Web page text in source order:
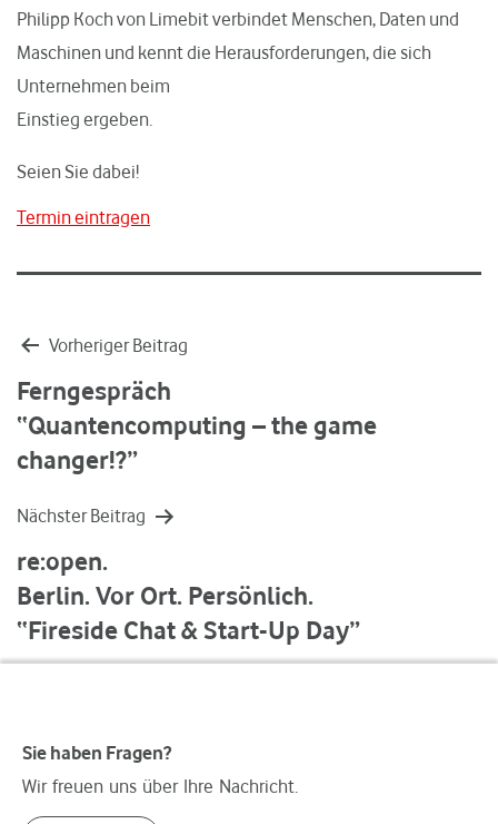
Philipp Koch von Limebit verbindet Menschen, Daten und
Maschinen und kennt die Herausforderungen, die sich
Unternehmen beim
Einstieg ergeben.
Seien Sie dabei!
Termin eintragen
Beitragsnavigation
Vorheriger Beitrag
Ferngespräch
“Quantencomputing – the game
changer!?”
Nächster Beitrag
re:open.
Berlin. Vor Ort. Persönlich.
“Fireside Chat & Start-Up Day”
Sie haben Fragen?
Wir freuen uns über Ihre Nachricht.